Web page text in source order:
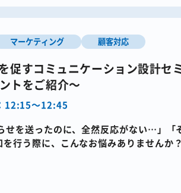
マーケティング 顧客対応
促すコミュニケーション設計
トをご紹介～
12:15～12:45
せを送ったのに、全然反応がない…」​「
行う際に、こんなお悩みありませんか